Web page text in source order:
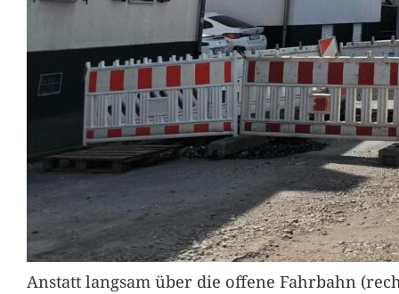
Anstatt langsam über die offene Fahrbahn